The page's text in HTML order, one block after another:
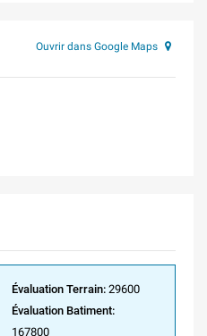
Ouvrir dans Google Maps
Évaluation Terrain: 29600
Évaluation Batiment:
167800